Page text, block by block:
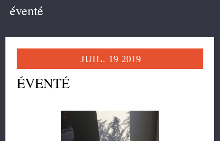
éventé
JUIL. 19 2019
ÉVENTÉ